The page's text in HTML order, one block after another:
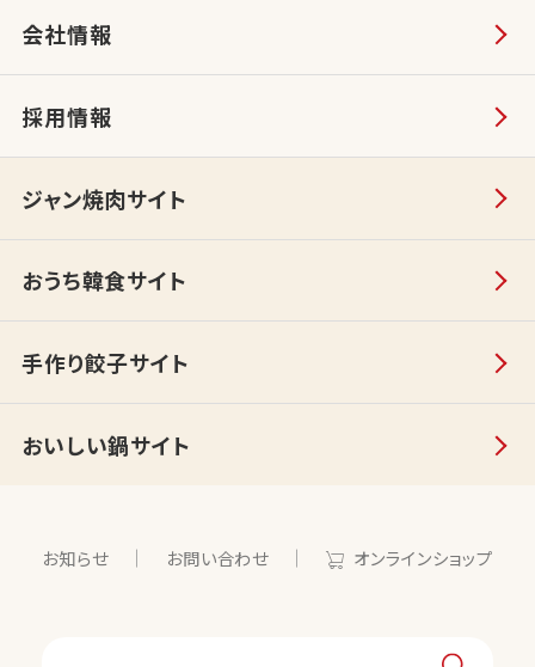
会社情報
採用情報
ジャン焼肉サイト
おうち韓食サイト
手作り餃子サイト
おいしい鍋サイト
お知らせ お問い合わせ オンラインショップ